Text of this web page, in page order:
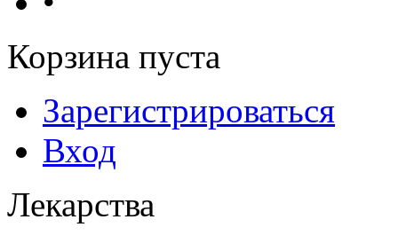
Корзина пуста
Зарегистрироваться
Вход
Лекарства